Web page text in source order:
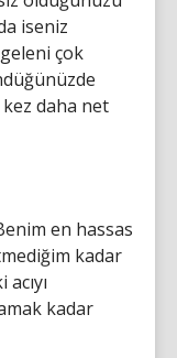
iseniz
çok
daha net
en hassas
kadar
kadar